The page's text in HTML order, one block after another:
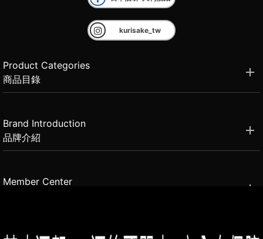
kurisake_tw
Product Categories
商品目錄
Brand Introduction
品牌介紹
Member Center